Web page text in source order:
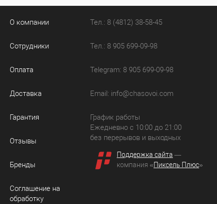
О компании
Сотрудники
Оплата
Доставка
Гарантия
Отзывы
Бренды
Соглашение на
обработку
Тел.: 8 (4812) 38-58-45
Тел.: 8 905 699-09-98
Telegram: 8 905 699-09-98
Email: info@chasovoi.com
График работы
Ежедневно с 10:00 до 21:00
без перерывов и выходных
Поддержка сайта —
компания «Пиксель Плюс»